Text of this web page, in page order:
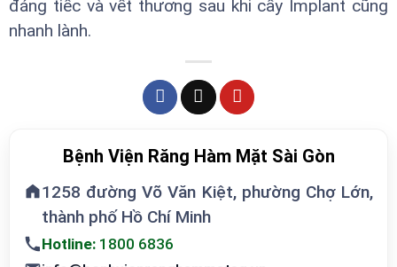
đáng tiếc và vết thương sau khi cấy Implant cũng
nhanh lành.
Bệnh Viện Răng Hàm Mặt Sài Gòn
1258 đường Võ Văn Kiệt, phường Chợ Lớn,
thành phố Hồ Chí Minh
Hotline: 1800 6836